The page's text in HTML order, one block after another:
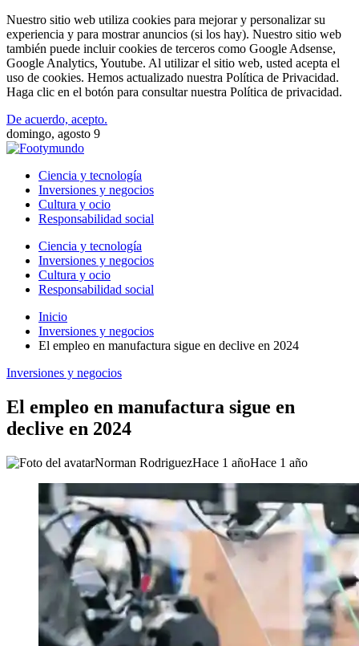
Nuestro sitio web utiliza cookies para mejorar y personalizar su
experiencia y para mostrar anuncios (si los hay). Nuestro sitio web
también puede incluir cookies de terceros como Google Adsense,
Google Analytics, Youtube. Al utilizar el sitio web, usted acepta el
uso de cookies. Hemos actualizado nuestra Política de Privacidad.
Haga clic en el botón para consultar nuestra Política de privacidad.
De acuerdo, acepto.
domingo, agosto 9
Ciencia y tecnología
Inversiones y negocios
Cultura y ocio
Responsabilidad social
Ciencia y tecnología
Inversiones y negocios
Cultura y ocio
Responsabilidad social
Inicio
Inversiones y negocios
El empleo en manufactura sigue en declive en 2024
Inversiones y negocios
El empleo en manufactura sigue en
declive en 2024
Norman RodriguezHace 1 añoHace 1 año